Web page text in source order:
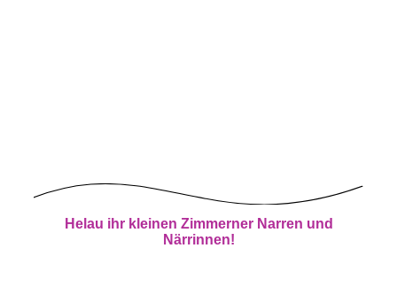
Helau ihr kleinen Zimmerner Narren und
Närrinnen!